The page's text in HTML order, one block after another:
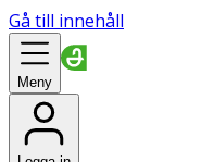
Gå till innehåll
Meny